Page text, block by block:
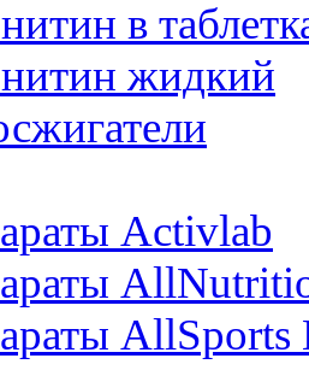
в
жидкий
Activlab
AllSports